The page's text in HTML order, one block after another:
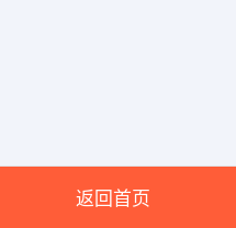
返回首页